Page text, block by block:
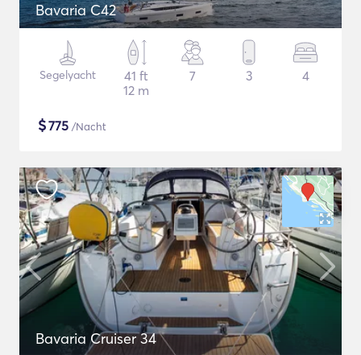
Bavaria C42
Segelyacht
41 ft
12 m
7 3 4
$775 /Nacht
Bavaria Cruiser 34